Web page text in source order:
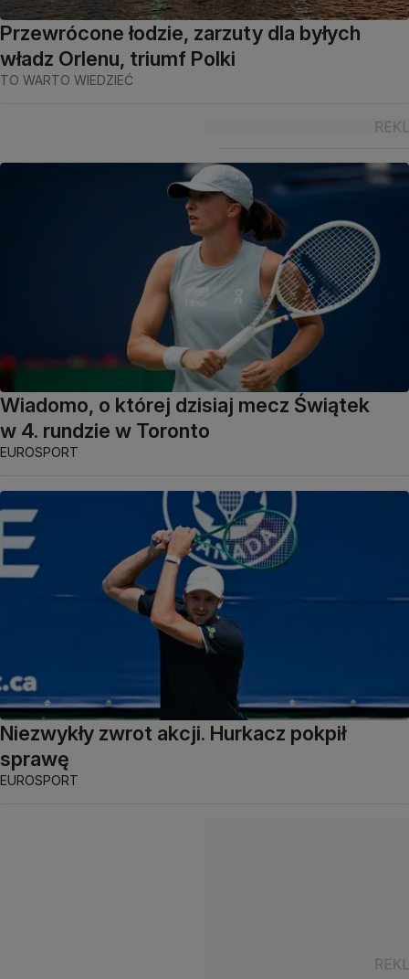
Przewrócone łodzie, zarzuty dla byłych
władz Orlenu, triumf Polki
TO WARTO WIEDZIEĆ
Wiadomo, o której dzisiaj mecz Świątek
w 4. rundzie w Toronto
EUROSPORT
Niezwykły zwrot akcji. Hurkacz pokpił
sprawę
EUROSPORT